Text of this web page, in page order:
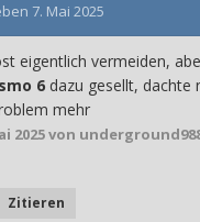
7. Mai 2025
eigentlich vermeiden,
6 dazu gesellt, dachte
mehr
2025von
Zitieren